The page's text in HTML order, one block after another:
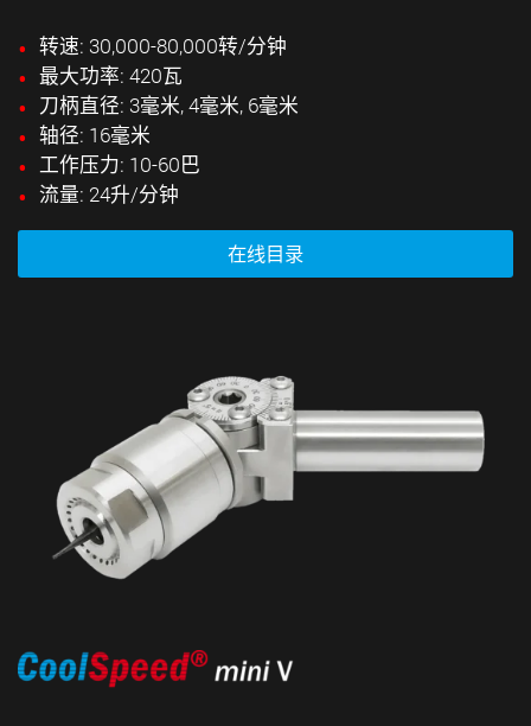
转速: 30,000-80,000转/分钟
最大功率: 420瓦
刀柄直径: 3毫米, 4毫米, 6毫米
轴径: 16毫米
工作压力: 10-60巴
流量: 24升/分钟
在线目录